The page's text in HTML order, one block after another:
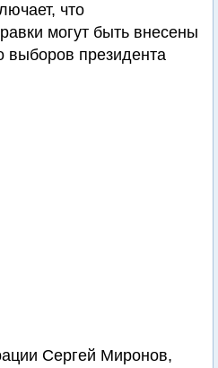
что
могут быть внесены
выборов президента
Сергей Миронов,